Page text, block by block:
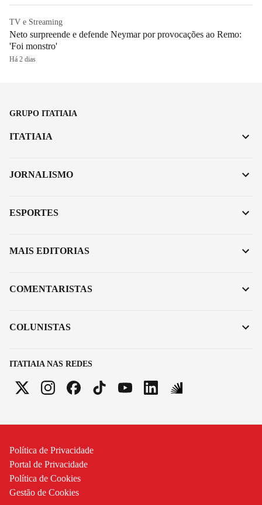
TV e Streaming
Neto surpreende e defende Neymar por provocações ao Remo:
'Foi monstro'
Há 2 dias
GRUPO ITATIAIA
ITATIAIA NAS REDES
ITATIAIA
JORNALISMO
ESPORTES
MAIS EDITORIAS
COMENTARISTAS
COLUNISTAS
Política de Privacidade
Portal de Privacidade
Política de Cookies
Gestão de Cookies